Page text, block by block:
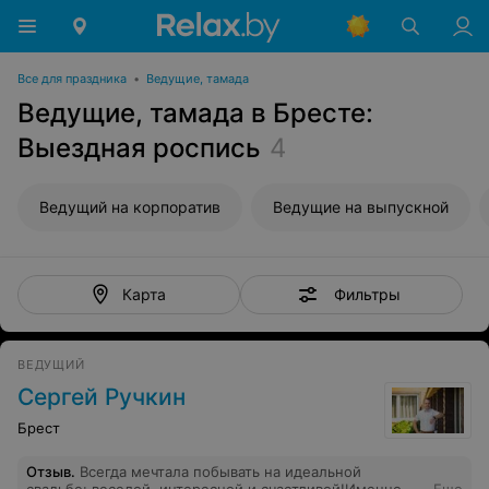
Все для праздника • Ведущие, тамада
Ведущие, тамада в Бресте:
Выездная роспись 4
Ведущий на корпоратив Ведущие на выпускной
Карта Фильтры
ВЕДУЩИЙ
Сергей Ручкин
Брест
Отзыв. Всегда мечтала побывать на идеальной